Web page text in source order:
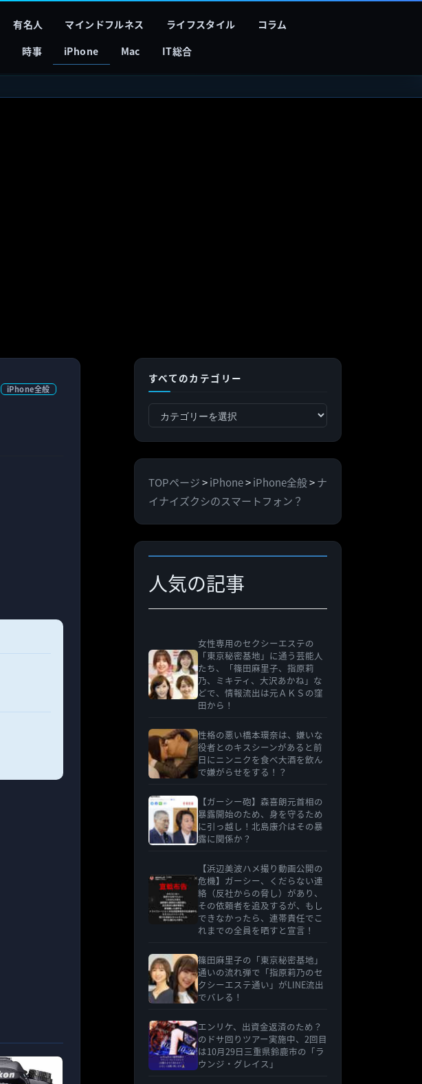
有名人 マインドフルネス ライフスタイル
コラム
時事 iPhone Mac IT総合
iPhone全般
すべてのカテゴリー
べ
カ
テ
ゴ
リ
ー
TOPページ>iPhone>iPhone全般>ナ
イナイズクシのスマートフォン？
人気の記事
女性専用のセクシーエステの
「東京秘密基地」に通う芸能人
たち、「篠田麻里子、指原莉
乃、ミキティ、大沢あかね」な
どで、情報流出は元ＡＫＳの窪
田から！
性格の悪い橋本環奈は、嫌いな
役者とのキスシーンがあると前
日にニンニクを食べ大酒を飲ん
で嫌がらせをする！？
【ガーシー砲】森喜朗元首相の
暴露開始のため、身を守るため
に引っ越し！北島康介はその暴
露に関係か？
【浜辺美波ハメ撮り動画公開の
危機】ガーシー、くだらない連
絡（反社からの脅し）があり、
その依頼者を追及するが、もし
できなかったら、連帯責任でこ
れまでの全員を晒すと宣言！
篠田麻里子の「東京秘密基地」
通いの流れ弾で「指原莉乃のセ
クシーエステ通い」がLINE流出
でバレる！
エンリケ、出資金返済のため？
のドサ回りツアー実施中、2回目
は10月29日三重県鈴鹿市の「ラ
ウンジ・グレイス」